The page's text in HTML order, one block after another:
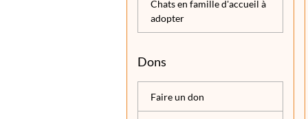
Chats en famille d'accueil à
adopter
Dons
Faire un don